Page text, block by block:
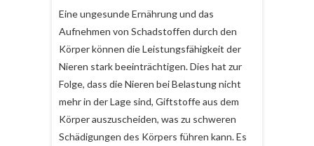
Eine ungesunde Ernährung und das
Aufnehmen von Schadstoffen durch den
Körper können die Leistungsfähigkeit der
Nieren stark beeinträchtigen. Dies hat zur
Folge, dass die Nieren bei Belastung nicht
mehr in der Lage sind, Giftstoffe aus dem
Körper auszuscheiden, was zu schweren
Schädigungen des Körpers führen kann. Es